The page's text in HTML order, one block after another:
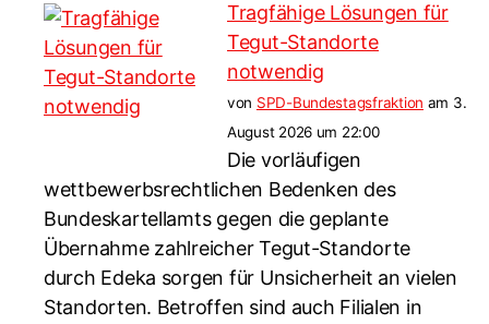
Tragfähige Lösungen für
Tegut-Standorte
notwendig
von SPD-Bundestagsfraktion am 3.
August 2026 um 22:00
Die vorläufigen
wettbewerbsrechtlichen Bedenken des
Bundeskartellamts gegen die geplante
Übernahme zahlreicher Tegut-Standorte
durch Edeka sorgen für Unsicherheit an vielen
Standorten. Betroffen sind auch Filialen in